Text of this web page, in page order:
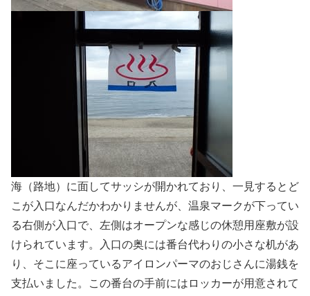
海（路地）に面してサッシが開かれており、一見するとど
こが入口なんだかわかりませんが、温泉マークが下ってい
る右側が入口で、左側はオープンな感じの休憩用座敷が設
けられています。入口の奥には番台代わりの小さな机があ
り、そこに座っているアイロンパーマのおじさんに湯銭を
支払いました。この番台の手前にはロッカーが用意されて